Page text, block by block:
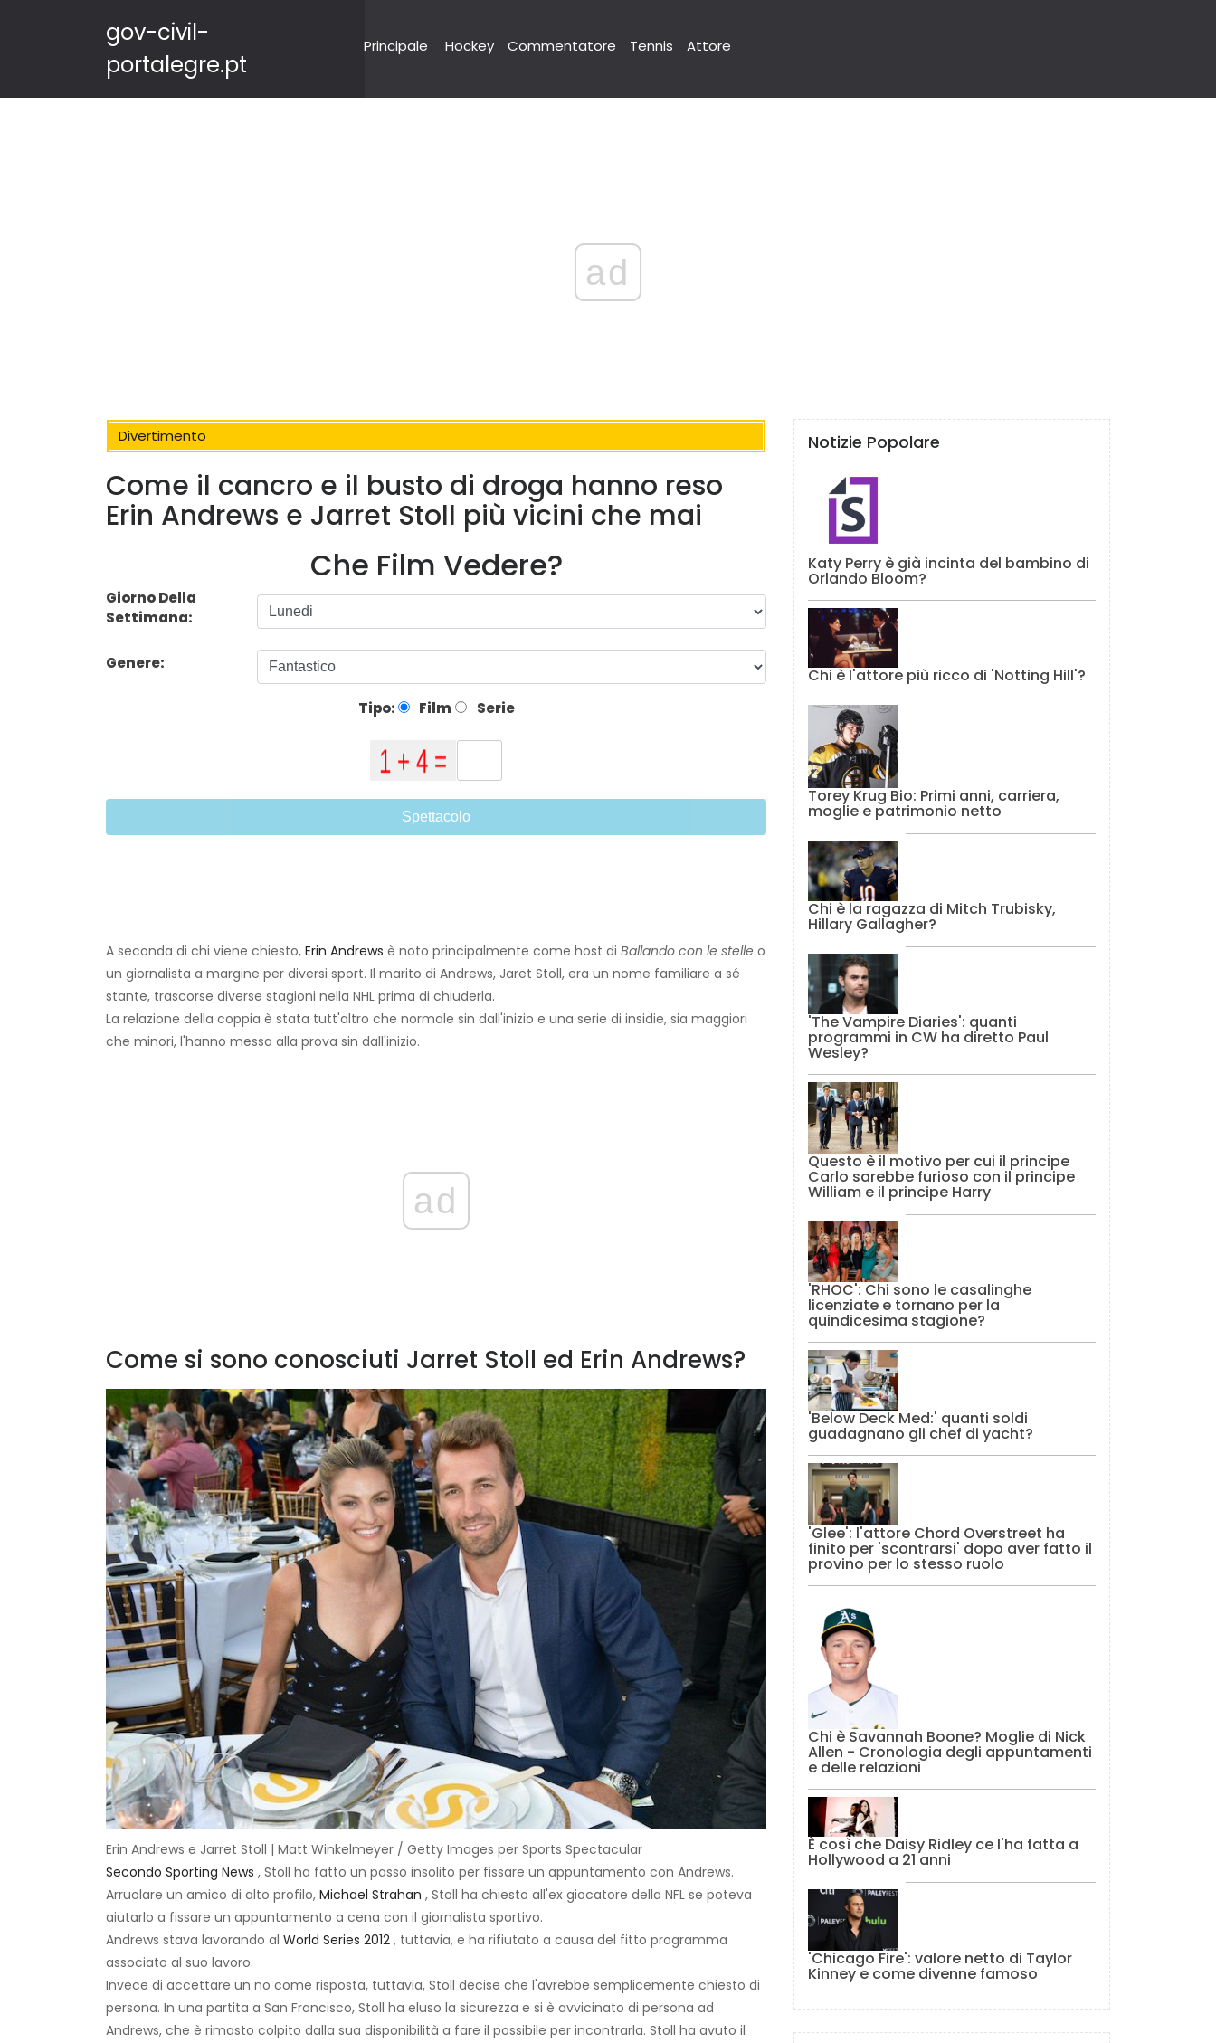
gov-civil-
portalegre.pt
Principale Hockey Commentatore Tennis Attore
ad
Divertimento
Come il cancro e il busto di droga hanno reso
Erin Andrews e Jarret Stoll più vicini che mai
Che Film Vedere?
Giorno Della
Settimana:
Genere:
Tipo: Film Serie
Spettacolo
A seconda di chi viene chiesto, Erin Andrews è noto principalmente come host di Ballando con le stelle o
un giornalista a margine per diversi sport. Il marito di Andrews, Jaret Stoll, era un nome familiare a sé
stante, trascorse diverse stagioni nella NHL prima di chiuderla.
La relazione della coppia è stata tutt'altro che normale sin dall'inizio e una serie di insidie, sia maggiori
che minori, l'hanno messa alla prova sin dall'inizio.
ad
Come si sono conosciuti Jarret Stoll ed Erin Andrews?
Erin Andrews e Jarret Stoll | Matt Winkelmeyer / Getty Images per Sports Spectacular
Secondo Sporting News , Stoll ha fatto un passo insolito per fissare un appuntamento con Andrews.
Arruolare un amico di alto profilo, Michael Strahan , Stoll ha chiesto all'ex giocatore della NFL se poteva
aiutarlo a fissare un appuntamento a cena con il giornalista sportivo.
Andrews stava lavorando al World Series 2012 , tuttavia, e ha rifiutato a causa del fitto programma
associato al suo lavoro.
Invece di accettare un no come risposta, tuttavia, Stoll decise che l'avrebbe semplicemente chiesto di
persona. In una partita a San Francisco, Stoll ha eluso la sicurezza e si è avvicinato di persona ad
Andrews, che è rimasto colpito dalla sua disponibilità a fare il possibile per incontrarla. Stoll ha avuto il
Notizie Popolare
Katy Perry è già incinta del bambino di
Orlando Bloom?
Chi è l'attore più ricco di 'Notting Hill'?
Torey Krug Bio: Primi anni, carriera,
moglie e patrimonio netto
Chi è la ragazza di Mitch Trubisky,
Hillary Gallagher?
'The Vampire Diaries': quanti
programmi in CW ha diretto Paul
Wesley?
Questo è il motivo per cui il principe
Carlo sarebbe furioso con il principe
William e il principe Harry
'RHOC': Chi sono le casalinghe
licenziate e tornano per la
quindicesima stagione?
'Below Deck Med:' quanti soldi
guadagnano gli chef di yacht?
'Glee': l'attore Chord Overstreet ha
finito per 'scontrarsi' dopo aver fatto il
provino per lo stesso ruolo
Chi è Savannah Boone? Moglie di Nick
Allen - Cronologia degli appuntamenti
e delle relazioni
È così che Daisy Ridley ce l'ha fatta a
Hollywood a 21 anni
'Chicago Fire': valore netto di Taylor
Kinney e come divenne famoso